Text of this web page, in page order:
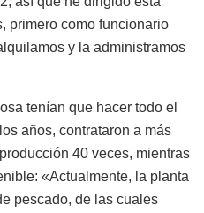
primero como funcionario
y la administramos
tenían que hacer todo el
años, contrataron a más
40 veces, mientras
«Actualmente, la planta
pescado, de las cuales